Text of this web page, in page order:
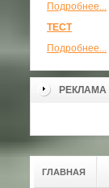
Подробнее...
ТЕСТ
Подробнее...
РЕКЛАМА
ГЛАВНАЯ